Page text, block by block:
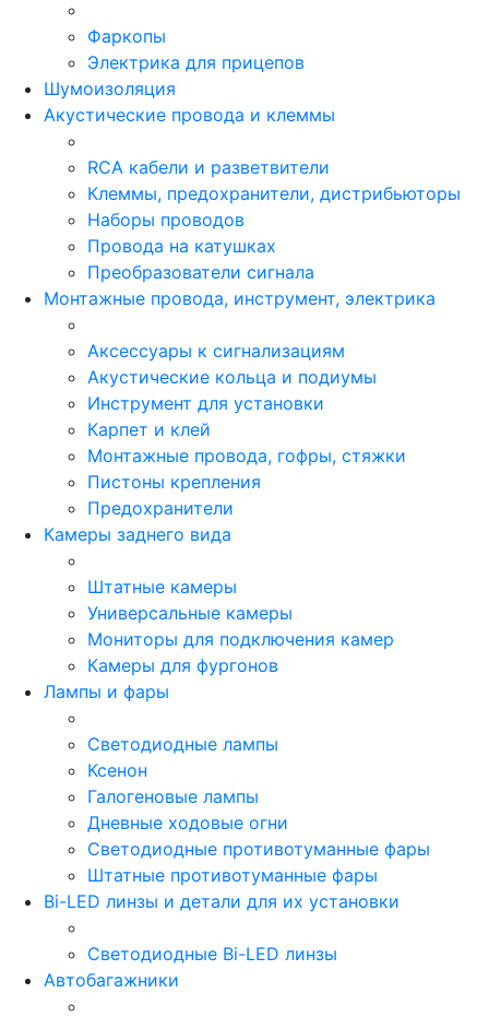
Фаркопы
Электрика для прицепов
Шумоизоляция
Акустические провода и клеммы
RCA кабели и разветвители
Клеммы, предохранители, дистрибьюторы
Наборы проводов
Провода на катушках
Преобразователи сигнала
Монтажные провода, инструмент, электрика
Аксессуары к сигнализациям
Акустические кольца и подиумы
Инструмент для установки
Карпет и клей
Монтажные провода, гофры, стяжки
Пистоны крепления
Предохранители
Камеры заднего вида
Штатные камеры
Универсальные камеры
Мониторы для подключения камер
Камеры для фургонов
Лампы и фары
Светодиодные лампы
Ксенон
Галогеновые лампы
Дневные ходовые огни
Светодиодные противотуманные фары
Штатные противотуманные фары
Bi-LED линзы и детали для их установки
Светодиодные Bi-LED линзы
Автобагажники